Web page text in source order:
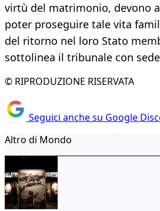
virtù del matrimonio, devono
poter proseguire tale vita
del ritorno nel loro Stato
sottolinea il tribunale con
© RIPRODUZIONE RISERVATA
Seguici anche su Google
Altro di Mondo